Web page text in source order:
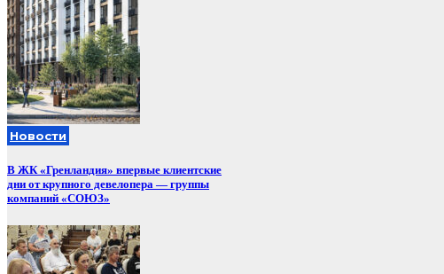
Новости
В ЖК «Гренландия» впервые клиентские
дни от крупного девелопера — группы
компаний «СОЮЗ»